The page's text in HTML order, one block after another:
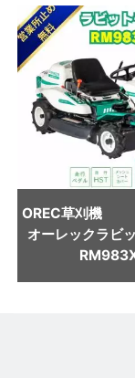
OREC草刈機
オーレックラビ